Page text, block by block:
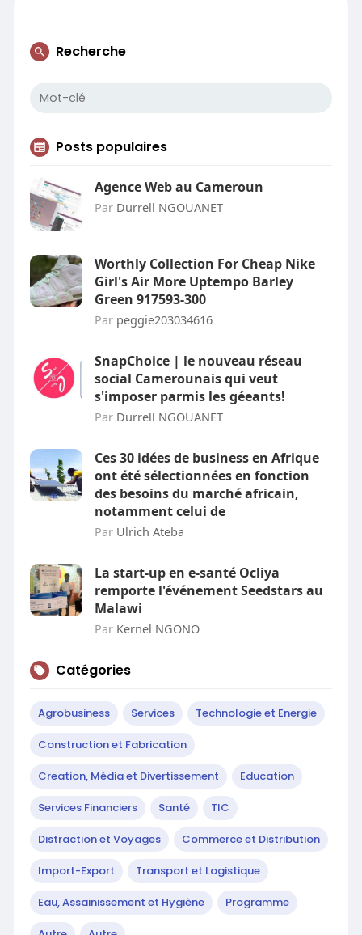
Recherche
Posts populaires
Agence Web au Cameroun
Par Durrell NGOUANET
Worthly Collection For Cheap Nike
Girl's Air More Uptempo Barley
Green 917593-300
Par peggie203034616
SnapChoice | le nouveau réseau
social Camerounais qui veut
s'imposer parmis les géeants!
Par Durrell NGOUANET
Ces 30 idées de business en Afrique
ont été sélectionnées en fonction
des besoins du marché africain,
notamment celui de
Par Ulrich Ateba
La start-up en e-santé Ocliya
remporte l'événement Seedstars au
Malawi
Par Kernel NGONO
Catégories
Agrobusiness Services Technologie et Energie
Construction et Fabrication
Creation, Média et Divertissement Education
Services Financiers Santé TIC
Distraction et Voyages Commerce et Distribution
Import-Export Transport et Logistique
Eau, Assainissement et Hygiène Programme